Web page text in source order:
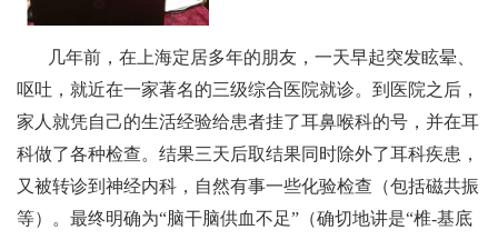
几年前，在上海定居多年的朋友，一天早起突发眩晕、
呕吐，就近在一家著名的三级综合医院就诊。到医院之后，
家人就凭自己的生活经验给患者挂了耳鼻喉科的号，并在耳
科做了各种检查。结果三天后取结果同时除外了耳科疾患，
又被转诊到神经内科，自然有事一些化验检查（包括磁共振
等）。最终明确为“脑干脑供血不足”（确切地讲是“椎-基底